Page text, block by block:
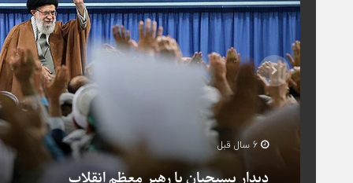
6 سال قبل